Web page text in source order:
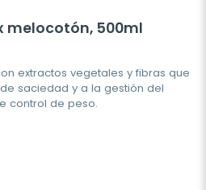
melocotón, 500ml
extractos vegetales y fibras que
saciedad y a la gestión del
control de peso.